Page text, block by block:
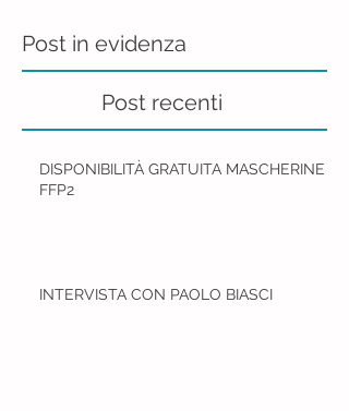
Post in evidenza
Post recenti
DISPONIBILITÀ GRATUITA MASCHERINE
FFP2
INTERVISTA CON PAOLO BIASCI